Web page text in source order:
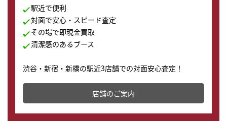
駅近で便利
対面で安心・スピード査定
その場で即現金買取
清潔感のあるブース
渋谷・新宿・新橋の駅近3店舗での対面安心査定！
店舗を併設しており、下取りに出してお得に新しい時計
の購入もできます♪
店舗のご案内